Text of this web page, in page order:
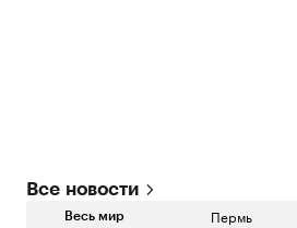
Все новости
Весь мир Пермь